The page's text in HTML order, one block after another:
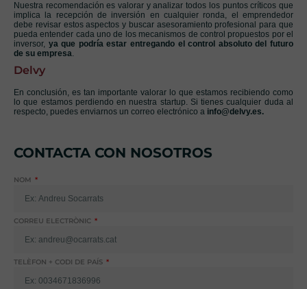
Nuestra recomendación es valorar y analizar todos los puntos críticos que
implica la recepción de inversión en cualquier ronda, el emprendedor
debe revisar estos aspectos y buscar asesoramiento profesional para que
pueda entender cada uno de los mecanismos de control propuestos por el
inversor, ya que podría estar entregando el control absoluto del futuro
de su empresa.
Delvy
En conclusión, es tan importante valorar lo que estamos recibiendo como
lo que estamos perdiendo en nuestra startup. Si tienes cualquier duda al
respecto, puedes enviarnos un correo electrónico a info@delvy.es.
CONTACTA CON NOSOTROS
NOM
CORREU ELECTRÒNIC
TELÈFON + CODI DE PAÍS